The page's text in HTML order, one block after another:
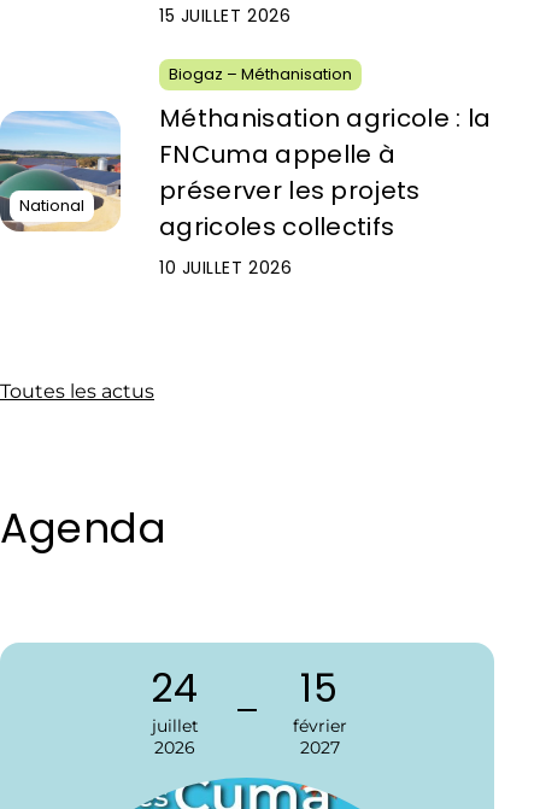
15 JUILLET 2026
National
Biogaz – Méthanisation
Méthanisation agricole : la
FNCuma appelle à
préserver les projets
agricoles collectifs
10 JUILLET 2026
Toutes les actus
Agenda
24
juillet
2026
15
février
2027